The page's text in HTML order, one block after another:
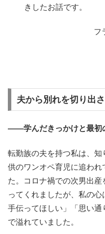
きしたお話です。
フ
夫から別れを切り出
――学んだきっかけと最初
転勤族の夫を持つ私は、
供のワンオペ育児に追わ
た。コロナ禍での次男出
ってくれましたが、私の
手伝ってほしい」「思い
で溢れていました。